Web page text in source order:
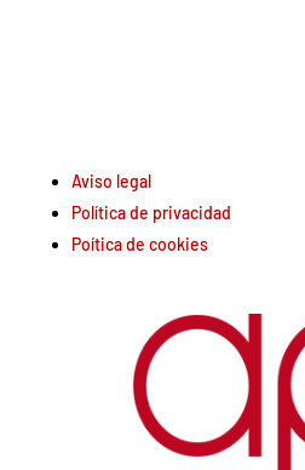
Aviso legal
Política de privacidad
Poítica de cookies